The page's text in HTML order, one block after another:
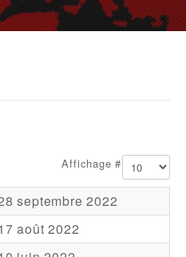
Affichage #
septembre 2022
août 2022